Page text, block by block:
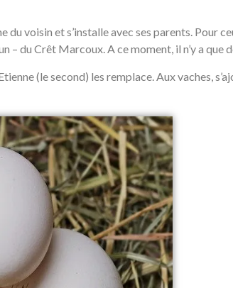
voisin et s’installe avec ses parents. Pour
– du Crêt Marcoux. A ce moment, il n’y a que
(le second) les remplace. Aux vaches,